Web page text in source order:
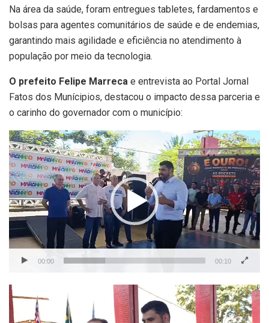
Na área da saúde, foram entregues tabletes, fardamentos e
bolsas para agentes comunitários de saúde e de endemias,
garantindo mais agilidade e eficiência no atendimento à
população por meio da tecnologia.
O prefeito Felipe Marreca e entrevista ao Portal Jornal
Fatos dos Munícipios, destacou o impacto dessa parceria e
o carinho do governador com o município:
Tocador
de
vídeo
00:00 00:10